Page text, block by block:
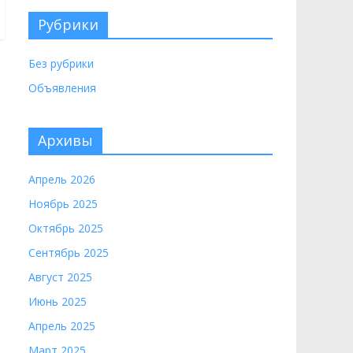
Рубрики
Без рубрики
Объявления
Архивы
Апрель 2026
Ноябрь 2025
Октябрь 2025
Сентябрь 2025
Август 2025
Июнь 2025
Апрель 2025